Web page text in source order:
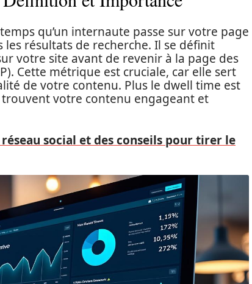
qu’un internaute passe sur votre page
résultats de recherche. Il se définit
votre site avant de revenir à la page des
Cette métrique est cruciale, car elle sert
de votre contenu. Plus le dwell time est
votre contenu engageant et
social et des conseils pour tirer le